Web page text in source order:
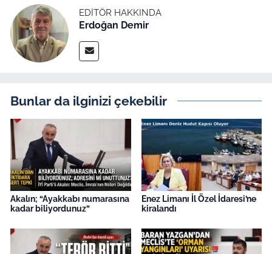
EDITÖR HAKKINDA
Erdoğan Demir
Bunlar da ilginizi çekebilir
Akalın; “Ayakkabı numarasına
kadar biliyordunuz”
Enez Limanı İl Özel İdaresi’ne
kiralandı